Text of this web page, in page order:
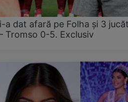
a dat afară pe Folha și 3
Tromso 0-5. Exclusiv